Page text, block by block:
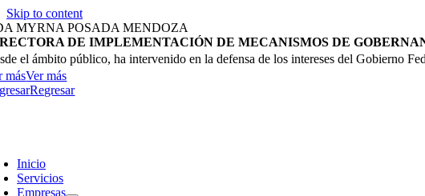
Skip to content
Inicio
Servicios
Empresas
MYRNA POSADA MENDOZA
DE IMPLEMENTACIÓN DE MECANISMOS DE
el ámbito público, ha intervenido en la defensa de los intereses del Gobierno
másVer más
Regresar